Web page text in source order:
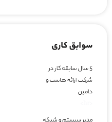
سوابق کاری
5 سال سابقه کار در
شرکت ارائه هاست و
دامین